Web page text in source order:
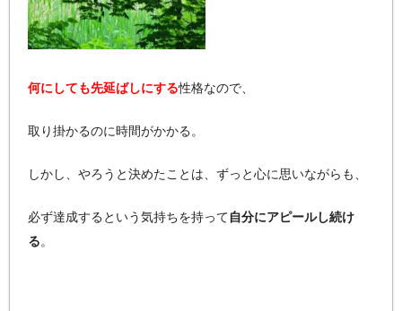
何にしても先延ばしにする性格なので、
取り掛かるのに時間がかかる。
しかし、やろうと決めたことは、ずっと心に思いながらも、
必ず達成するという気持ちを持って自分にアピールし続け
る。